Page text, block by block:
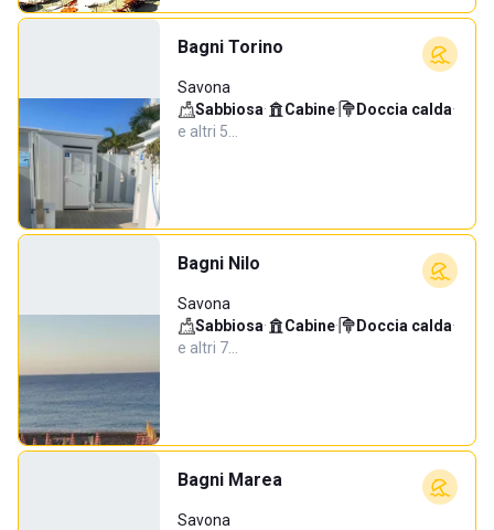
Bagni Torino
Savona
Sabbiosa· Cabine· Doccia calda·
e altri 5…
Bagni Nilo
Savona
Sabbiosa· Cabine· Doccia calda·
e altri 7…
Bagni Marea
Savona